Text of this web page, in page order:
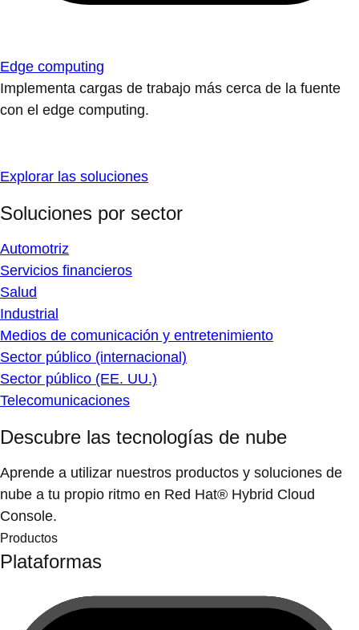
Edge computing
Implementa cargas de trabajo más cerca de la fuente
con el edge computing.
Explorar las soluciones
Soluciones por sector
Automotriz
Servicios financieros
Salud
Industrial
Medios de comunicación y entretenimiento
Sector público (internacional)
Sector público (EE. UU.)
Telecomunicaciones
Descubre las tecnologías de nube
Aprende a utilizar nuestros productos y soluciones de
nube a tu propio ritmo en Red Hat® Hybrid Cloud
Console.
Productos
Plataformas